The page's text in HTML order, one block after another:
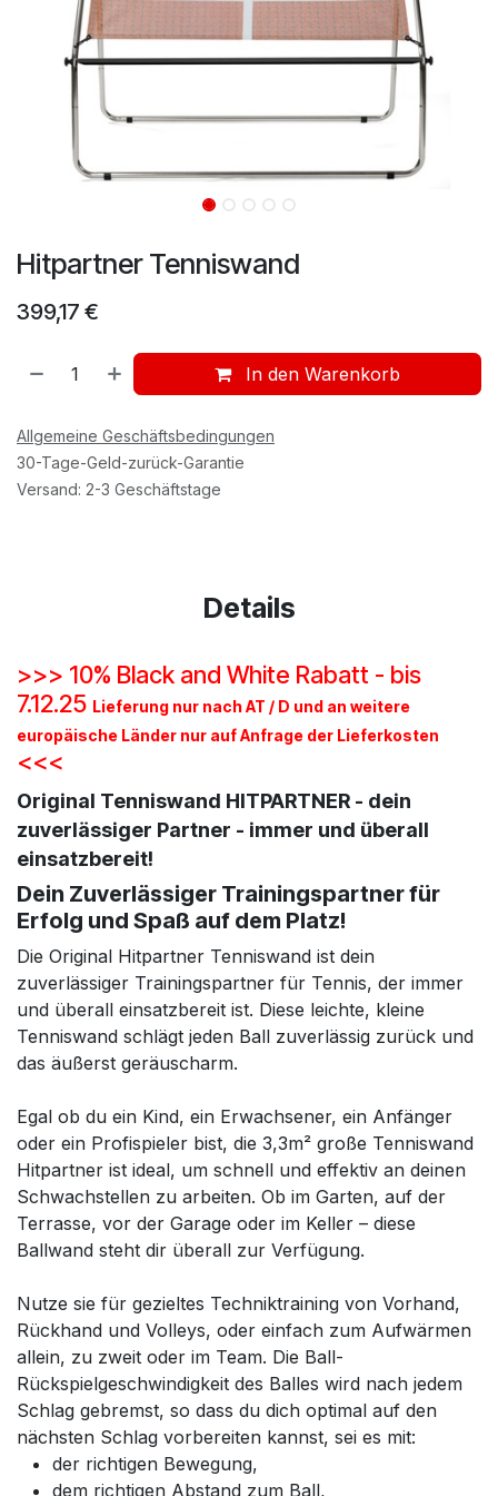
Hitpartner Tenniswand
399,17 €
In den Warenkorb
Allgemeine Geschäftsbedingungen
30-Tage-Geld-zurück-Garantie
Versand: 2-3 Geschäftstage
Details
>>> 10% Black and White Rabatt - bis
7.12.25 Lieferung nur nach AT / D und an weitere
europäische Länder nur auf Anfrage der Lieferkosten
<<<
​Original Tenniswand HITPARTNER - dein
zuverlässiger Partner - immer und überall
einsatzbereit!
Dein Zuverlässiger Trainingspartner für
Erfolg und Spaß auf dem Platz!
Die Original Hitpartner Tenniswand ist dein
zuverlässiger Trainingspartner für Tennis, der immer
und überall einsatzbereit ist. Diese leichte, kleine
Tenniswand schlägt jeden Ball zuverlässig zurück und
das äußerst geräuscharm.
Egal ob du ein Kind, ein Erwachsener, ein Anfänger
oder ein Profispieler bist, die 3,3m² große Tenniswand
Hitpartner ist ideal, um schnell und effektiv an deinen
Schwachstellen zu arbeiten. Ob im Garten, auf der
Terrasse, vor der Garage oder im Keller – diese
Ballwand steht dir überall zur Verfügung.
Nutze sie für gezieltes Techniktraining von Vorhand,
Rückhand und Volleys, oder einfach zum Aufwärmen
allein, zu zweit oder im Team. Die Ball-
Rückspielgeschwindigkeit des Balles wird nach jedem
Schlag gebremst, so dass du dich optimal auf den
nächsten Schlag vorbereiten kannst, sei es mit:
der richtigen Bewegung,
dem richtigen Abstand zum Ball,